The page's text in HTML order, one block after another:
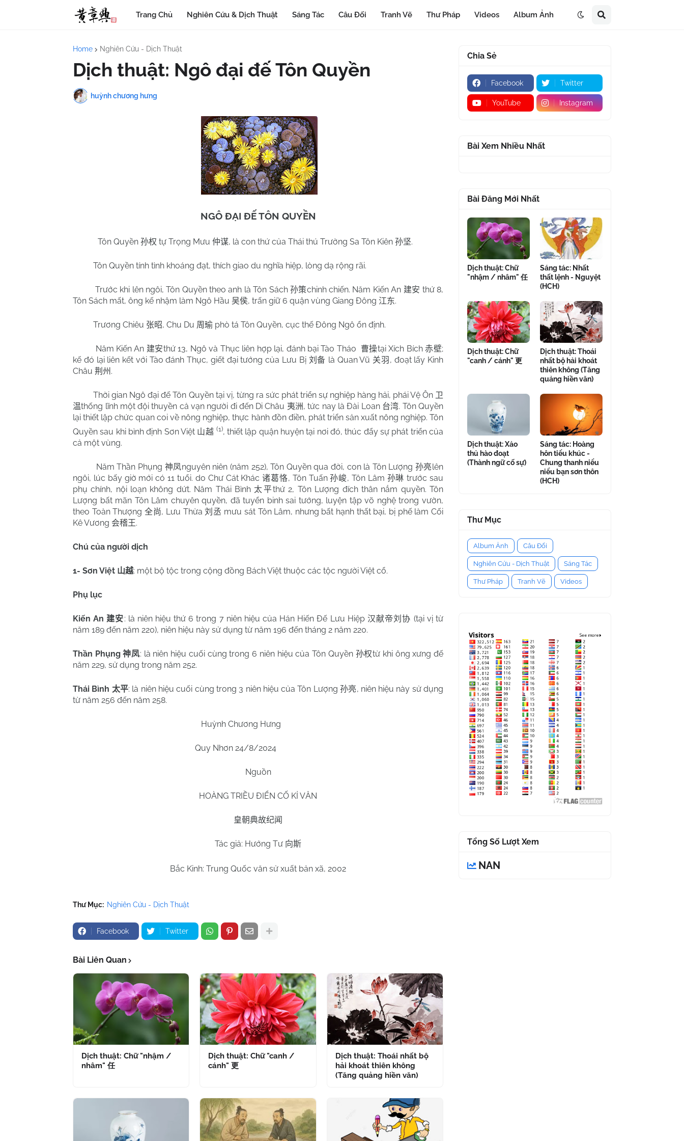
Trang Chủ Nghiên Cứu & Dịch Thuật Sáng Tác Câu Đối Tranh Vẽ Thư Pháp Videos Album Ảnh
Home Nghiên Cứu - Dịch Thuật
Dịch thuật: Ngô đại đế Tôn Quyền
huỳnh chương hưng
NGÔ ĐẠI ĐẾ TÔN QUYỀN
Tôn Quyền 孙权 tự Trọng Mưu 仲谋, là con thứ của Thái thú Trường Sa Tôn Kiên 孙坚.
Tôn Quyền tính tình khoáng đạt, thích giao du nghĩa hiệp, lòng dạ rộng rãi.
Trước khi lên ngôi, Tôn Quyền theo anh là Tôn Sách 孙策chinh chiến. Năm Kiến An 建安 thứ 8,
Tôn Sách mất, ông kế nhậm làm Ngô Hầu 吴侯, trấn giữ 6 quận vùng Giang Đông 江东.
Trương Chiêu 张昭, Chu Du 周瑜 phò tá Tôn Quyền, cục thế Đông Ngô ổn định.
Năm Kiến An 建安thứ 13, Ngô và Thục liên hợp lại, đánh bại Tào Tháo 曹操tại Xích Bích赤壁;
kế đó lại liên kết với Tào đánh Thục, giết đại tướng của Lưu Bị 刘备 là Quan Vũ 关羽 , đoạt lấy Kinh
Châu 荆州 .
Thời gian Ngô đại đế Tôn Quyền tại vị, từng ra sức phát triển sự nghiệp hàng hải, phái Vệ Ôn 卫
温thống lĩnh một đội thuyền cả vạn người đi đến Di Châu 夷洲, tức nay là Đài Loan 台湾. Tôn Quyền
lại thiết lập chức quan coi về nông nghiệp, thực hành đồn điền, phát triển sản xuất nông nghiệp. Tôn
Quyền sau khi bình định Sơn Việt 山越 (1), thiết lập quận huyện tại nơi đó, thúc đẩy sự phát triển của
cả một vùng.
Năm Thần Phụng 神凤nguyên niên (năm 252), Tôn Quyền qua đời, con là Tôn Lượng 孙亮lên
ngôi, lúc bấy giờ mới có 11 tuổi. do Chư Cát Khác诸葛恪, Tôn Tuấn孙峻, Tôn Lâm 孙琳 trước sau
phụ chính, nội loạn không dứt. Năm Thái Bình 太平thứ 2, Tôn Lượng đích thân nắm quyền. Tôn
Lượng bất mãn Tôn Lâm chuyên quyền, đã tuyển binh sai tướng, luyện tập võ nghệ trong vườn,
theo Toàn Thượng 全尚, Lưu Thừa刘丞 mưu sát Tôn Lâm, nhưng bất hạnh thất bại, bị phế làm Cối
Kê Vương 会稽王.
Chú của người dịch
1- Sơn Việt 山越: một bộ tộc trong cộng đồng Bách Việt thuộc các tộc người Việt cổ.
Phụ lục
Kiến An 建安: là niên hiệu thứ 6 trong 7 niên hiệu của Hán Hiến Đế Lưu Hiệp 汉献帝刘协 (tại vị từ
năm 189 đến năm 220), niên hiệu này sử dụng từ năm 196 đến tháng 2 năm 220.
Thần Phụng神凤: là niên hiệu cuối cùng trong 6 niên hiệu của Tôn Quyền 孙权từ khi ông xưng đế
năm 229, sử dụng trong năm 252.
Thái Bình 太平: là niên hiệu cuối cùng trong 3 niên hiệu của Tôn Lượng 孙亮, niên hiệu này sử dụng
từ năm 256 đến năm 258.
Huỳnh Chương Hưng
Quy Nhơn 24/8/2024
Nguồn
HOÀNG TRIỀU ĐIỂN CỐ KỈ VĂN
皇朝典故纪闻
Tác giả: Hướng Tư 向斯
Bắc Kinh: Trung Quốc văn sử xuất bản xã, 2002
Thư Mục: Nghiên Cứu - Dịch Thuật
Facebook Twitter
Bài Liên Quan
Dịch thuật: Chữ "nhậm /
nhâm" 任
Dịch thuật: Chữ "canh /
cánh" 更
Dịch thuật: Thoái nhất bộ
hải khoát thiên không
(Tăng quảng hiền văn)
Chia Sẻ
Facebook Twitter
YouTube Instagram
Bài Xem Nhiều Nhất
Bài Đăng Mới Nhất
Dịch thuật: Chữ
"nhậm / nhâm" 任
Sáng tác: Nhất
thất lệnh - Nguyệt
(HCH)
Dịch thuật: Chữ
"canh / cánh" 更
Dịch thuật: Thoái
nhất bộ hải khoát
thiên không (Tăng
quảng hiền văn)
Dịch thuật: Xảo
thủ hào đoạt
(Thành ngữ cố sự)
Sáng tác: Hoàng
hôn tiểu khúc -
Chung thanh niểu
niểu bạn sơn thôn
(HCH)
Thư Mục
Album Ảnh Câu Đối
Nghiên Cứu - Dịch Thuật Sáng Tác
Thư Pháp Tranh Vẽ Videos
Tổng Số Lượt Xem
NAN